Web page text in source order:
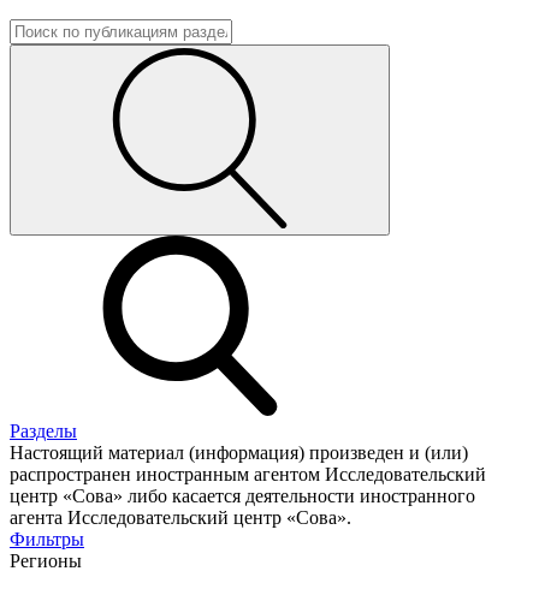
Разделы
Настоящий материал (информация) произведен и (или)
распространен иностранным агентом Исследовательский
центр «Сова» либо касается деятельности иностранного
агента Исследовательский центр «Сова».
Фильтры
Регионы